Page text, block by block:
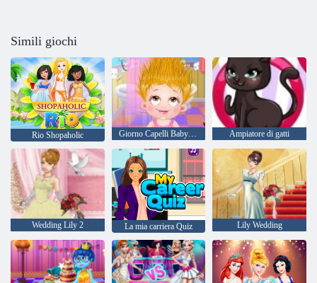
Simili giochi
Rio Shopaholic Giorno Capelli Baby Hazel Ampiatore di gatti
Wedding Lily 2 La mia carriera Quiz Lily Wedding